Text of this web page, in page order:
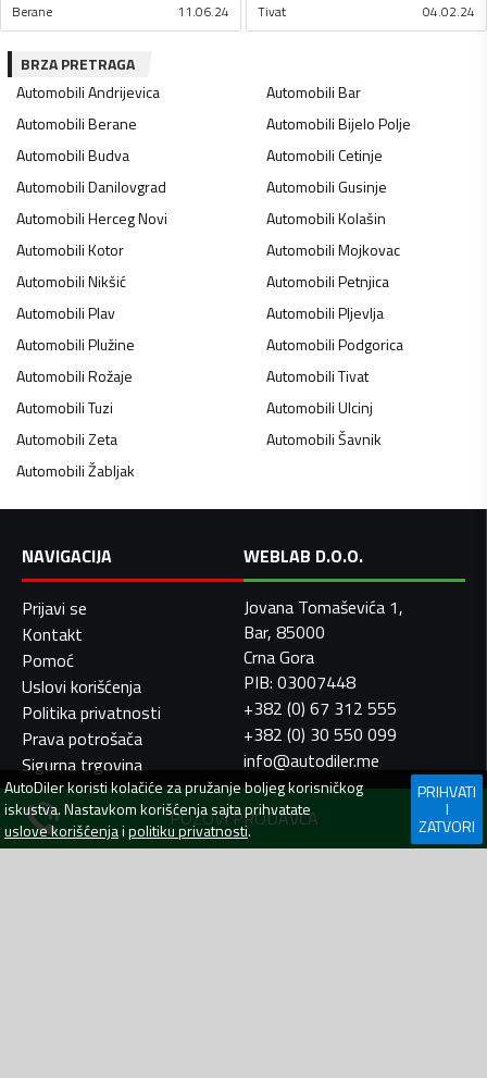
POZOVI PRODAVCA
Berane 11.06.24 Tivat 04.02.24
BRZA PRETRAGA
AutomobiliAndrijevica AutomobiliBar
AutomobiliBerane AutomobiliBijelo Polje
AutomobiliBudva AutomobiliCetinje
AutomobiliDanilovgrad AutomobiliGusinje
AutomobiliHerceg Novi AutomobiliKolašin
AutomobiliKotor AutomobiliMojkovac
AutomobiliNikšić AutomobiliPetnjica
AutomobiliPlav AutomobiliPljevlja
AutomobiliPlužine AutomobiliPodgorica
AutomobiliRožaje AutomobiliTivat
AutomobiliTuzi AutomobiliUlcinj
AutomobiliZeta AutomobiliŠavnik
AutomobiliŽabljak
NAVIGACIJA
Prijavi se
Kontakt
Pomoć
Uslovi korišćenja
Politika privatnosti
Prava potrošača
Sigurna trgovina
WEBLAB D.O.O.
Jovana Tomaševića 1,
Bar, 85000
Crna Gora
PIB: 03007448
+382 (0) 67 312 555
+382 (0) 30 550 099
info@autodiler.me
AutoDilerkoristi kolačiće za pružanje boljeg korisničkog
iskustva. Nastavkom korišćenja sajta prihvatate
uslove korišćenjaipolitiku privatnosti.
PRIHVATI
I
ZATVORI